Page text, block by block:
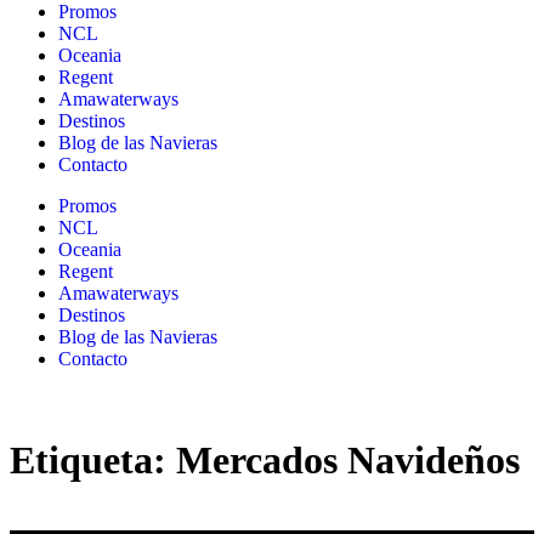
Promos
NCL
Oceania
Regent
Amawaterways
Destinos
Blog de las Navieras
Contacto
Promos
NCL
Oceania
Regent
Amawaterways
Destinos
Blog de las Navieras
Contacto
Etiqueta: Mercados Navideños